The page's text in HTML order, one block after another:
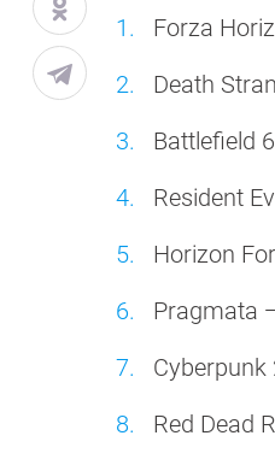
Forza
Death
Battlefield
Resident
Horizon
Pragmata
Cyberpunk
Red Dead